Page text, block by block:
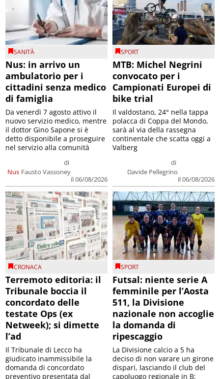
SANITÀ
Nus: in arrivo un
ambulatorio per i
cittadini senza medico
di famiglia
Nus
di
Fausto Vassoney
il 06/08/2026
Da venerdì 7 agosto attivo il
nuovo servizio medico, mentre
il dottor Gino Sapone si è
detto disponibile a proseguire
nel servizio alla comunità
SPORT
MTB: Michel Negrini
convocato per i
Campionati Europei di
bike trial
di
Davide Pellegrino
il 06/08/2026
Il valdostano, 24° nella tappa
polacca di Coppa del Mondo,
sarà al via della rassegna
continentale che scatta oggi a
Valberg
CRONACA
Terremoto editoria: il
Tribunale boccia il
concordato delle
testate Ops (ex
Netweek); si dimette
l’ad
Il Tribunale di Lecco ha
giudicato inammissibile la
domanda di concordato
preventivo presentata dal
SPORT
Futsal: niente serie A
femminile per l’Aosta
511, la Divisione
nazionale non accoglie
la domanda di
ripescaggio
La Divisione calcio a 5 ha
deciso di non varare un girone
dispari, lasciando il club del
capoluogo regionale in B;